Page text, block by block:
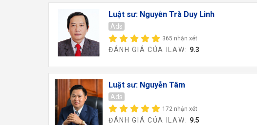
Luật sư: Nguyễn Trà Duy Linh
Ads
365 nhận xét
ĐÁNH GIÁ CỦA ILAW: 9.3
Luật sư: Nguyễn Tâm
Ads
172 nhận xét
ĐÁNH GIÁ CỦA ILAW: 9.5